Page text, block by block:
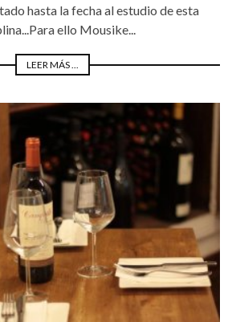
hasta la fecha al estudio de esta
ello Mousike...
LEER MÁS ...